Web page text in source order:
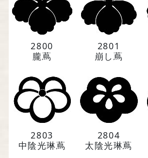
2800
朧蔦
2801
崩し蔦
2803
中陰光琳蔦
2804
太陰光琳蔦